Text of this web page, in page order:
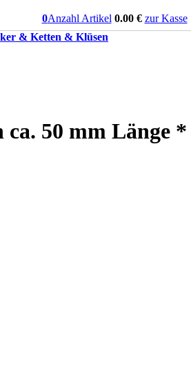
0Anzahl Artikel 0.00€ zur Kasse
& Ketten & Klüsen
50 mm Länge